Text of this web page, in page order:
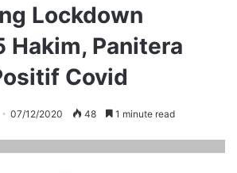
Lockdown
Hakim, Panitera
Covid
07/12/2020 48 1 minute read